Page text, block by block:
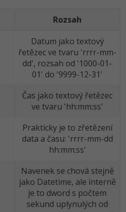
Rozsah
Datum jako textový
řetězec ve tvaru 'rrrr-mm-
dd', rozsah od '1000-01-
01' do '9999-12-31'
Čas jako textový řetězec
ve tvaru 'hh:mm:ss'
Prakticky je to zřetězení
data a času: 'rrrr-mm-dd
hh:mm:ss'
Navenek se chová stejně
jako Datetime, ale interně
je to dword s počtem
sekund uplynulých od